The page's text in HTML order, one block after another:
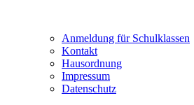
Anmeldung für Schulklassen
Kontakt
Hausordnung
Impressum
Datenschutz